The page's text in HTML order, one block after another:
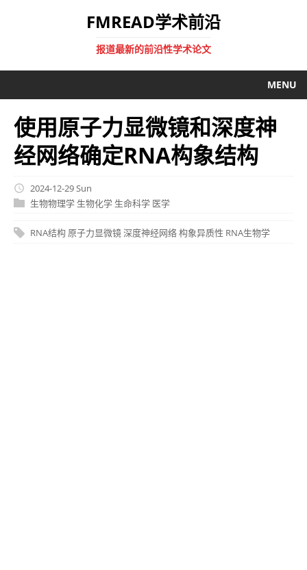
FMREAD学术前沿
报道最新的前沿性学术论文
MENU
使用原子力显微镜和深度神
经网络确定RNA构象结构
2024-12-29 Sun
生物物理学 生物化学 生命科学 医学
RNA结构 原子力显微镜深度神经网络构象异质性 RNA生物学